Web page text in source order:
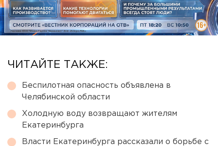
ЧИТАЙТЕ ТАКЖЕ:
Беспилотная опасность объявлена в
Челябинской области
Холодную воду возвращают жителям
Екатеринбурга
Власти Екатеринбурга рассказали о борьбе с